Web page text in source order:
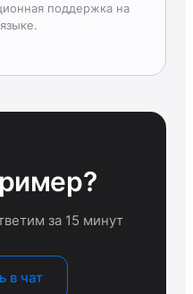
поддержка на
за 15 минут
в чат